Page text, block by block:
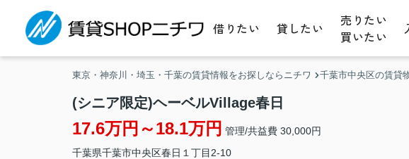
借りたい 貸したい
売りたい
買いたい
東京・神奈川・埼玉・千葉の賃貸情報をお探しならニチワ 千葉市中央区の賃貸
(シニア限定)ヘーベルVillage春日
17.6万円～18.1万円 管理/共益費 30,000円
千葉県千葉市中央区春日 １丁目2-10